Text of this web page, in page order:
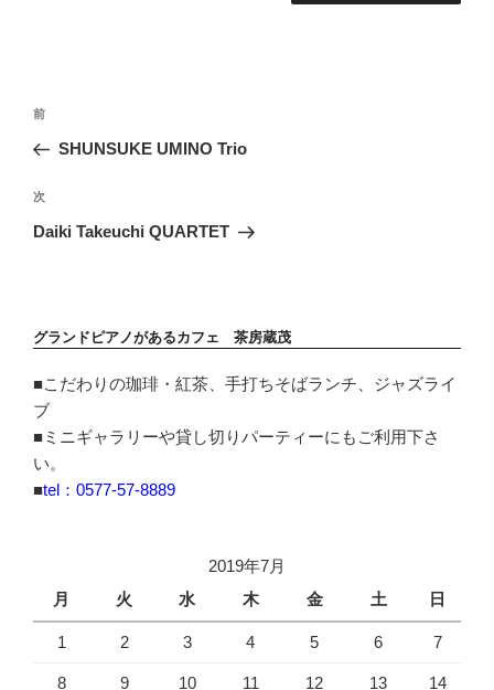
稿
ナ
ゲ
ー
前
の
稿
前
SHUNSUKE UMINO Trio
次
の
次
Daiki Takeuchi QUARTET
グランドピアノがあるカフェ 茶房蔵茂
■こだわりの珈琲・紅茶、手打ちそばランチ、ジャズライ
ブ
■ミニギャラリーや貸し切りパーティーにもご利用下さ
い。
■tel：0577-57-8889
2019年7月
月
火 水 木 金 土 日
1 2 3 4 5 6 7
8 9 10 11 12 13 14